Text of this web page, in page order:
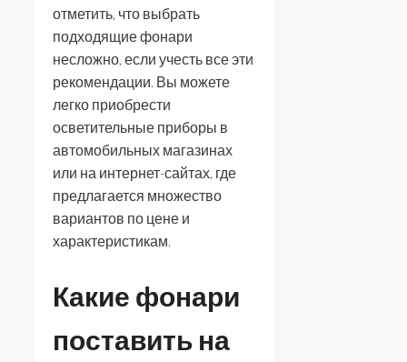
отметить, что выбрать
подходящие фонари
несложно, если учесть все эти
рекомендации. Вы можете
легко приобрести
осветительные приборы в
автомобильных магазинах
или на интернет-сайтах, где
предлагается множество
вариантов по цене и
характеристикам.
Какие фонари
поставить на